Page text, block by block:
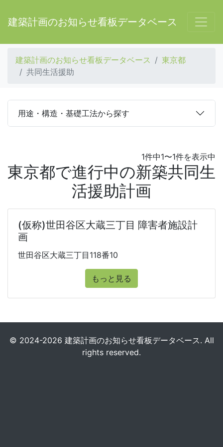
建築計画のお知らせ看板データベース
建築計画のお知らせ看板データベース
東京都
共同生活援助
用途・構造・基礎工法から探す
1件中1〜1件を表示中
東京都で進行中の新築共同生
活援助計画
(仮称)世田谷区大蔵三丁目 障害者施設計
画
世田谷区大蔵三丁目118番10
もっと見る
© 2024-2026 建築計画のお知らせ看板データベース. All
rights reserved.